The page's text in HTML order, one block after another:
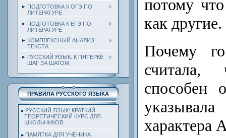
ПОДГОТОВКА К ОГЭ ПО
ЛИТЕРАТУРЕ
ПОДГОТОВКА К ЕГЭ ПО
ЛИТЕРАТУРЕ
КОМПЛЕКСНЫЙ АНАЛИЗ
ТЕКСТА
РУССКИЙ ЯЗЫК. К ПЯТЕРКЕ
ШАГ ЗА ШАГОМ
ПРАВИЛА РУССКОГО ЯЗЫКА
РУССКИЙ ЯЗЫК: КРАТКИЙ
ТЕОРЕТИЧЕСКИЙ КУРС ДЛЯ
ШКОЛЬНИКОВ
ПАМЯТКА ДЛЯ УЧЕНИКА
потому
как другие.
Почему
способен
характера